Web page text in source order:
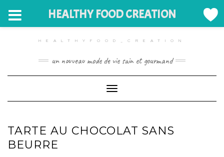
HEALTHYFOOD_CREATION
un nouveau mode de vie sain et gourmand
Toggle Navigation
TARTE AU CHOCOLAT SANS
BEURRE
HEALTHY FOOD CREATION